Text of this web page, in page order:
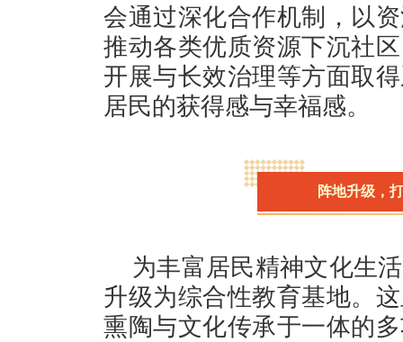
会通过深化合作机制，以
推动各类优质资源下沉社
开展与长效治理等方面取
居民的获得感与幸福感。
阵地升级，
为丰富居民精神文化生
升级为综合性教育基地。
熏陶与文化传承于一体的